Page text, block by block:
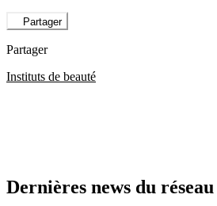
Partager
Partager
Instituts de beauté
Dernières news du réseau